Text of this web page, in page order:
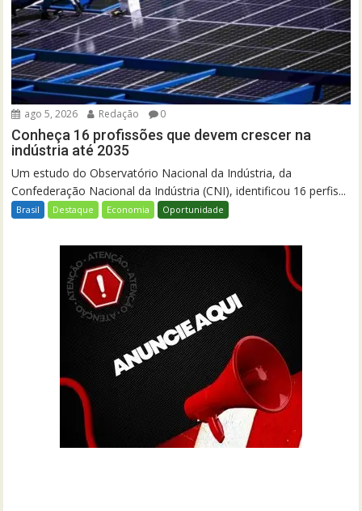
ago 5, 2026 Redação 0
Conheça 16 profissões que devem crescer na
indústria até 2035
Um estudo do Observatório Nacional da Indústria, da
Confederação Nacional da Indústria (CNI), identificou 16 perfis...
Brasil Destaque Economia Oportunidade